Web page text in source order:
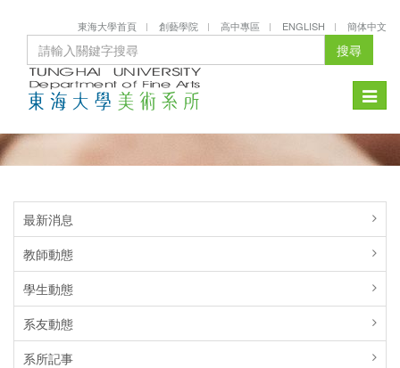
東海大學首頁 創藝學院 高中專區 ENGLISH 簡体中文
搜尋
Toggle
最新消息
教師動態
學生動態
系友動態
系所記事